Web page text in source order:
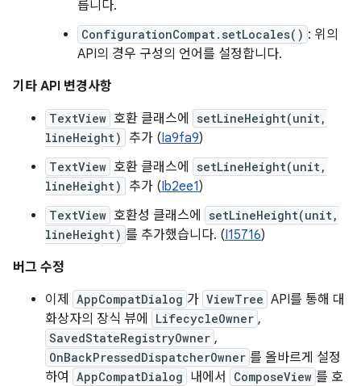
릅니다.
ConfigurationCompat.setLocales() : 위의
API의 경우 구성의 언어를 설정합니다.
기타 API 변경사항
TextView 호환 클래스에
setLineHeight(unit,
lineHeight)
추가 (Ia9fa9)
TextView 호환 클래스에
setLineHeight(unit,
lineHeight)
추가 (Ib2ee1)
TextView 호환성 클래스에
setLineHeight(unit,
lineHeight) 를 추가했습니다. (I15716)
버그 수정
이제
AppCompatDialog 가 ViewTree API를 통해 대
화상자의 장식 뷰에
LifecycleOwner ,
SavedStateRegistryOwner ,
OnBackPressedDispatcherOwner 를 올바르게 설정
하여
AppCompatDialog 내에서 ComposeView 를 호